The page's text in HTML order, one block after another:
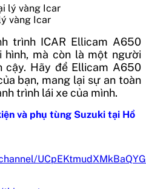
vàng Icar
trình ICAR Ellicam A650
mà còn là một người
cậy. Hãy để Ellicam A650
bạn, mang lại sự an toàn
trình lái xe của mình.
và phụ tùng Suzuki tại Hồ